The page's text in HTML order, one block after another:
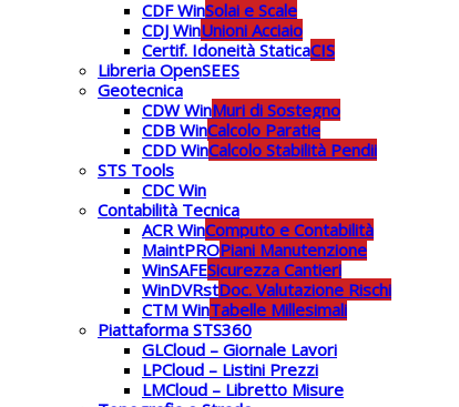
CDF WinSolai e Scale
CDJ WinUnioni Acciaio
Certif. Idoneità StaticaCIS
Libreria OpenSEES
Geotecnica
CDW WinMuri di Sostegno
CDB WinCalcolo Paratie
CDD WinCalcolo Stabilità Pendii
STS Tools
CDC Win
Contabilità Tecnica
ACR WinComputo e Contabilità
MaintPROPiani Manutenzione
WinSAFESicurezza Cantieri
WinDVRstDoc. Valutazione Rischi
CTM WinTabelle Millesimali
Piattaforma STS360
GLCloud – Giornale Lavori
LPCloud – Listini Prezzi
LMCloud – Libretto Misure